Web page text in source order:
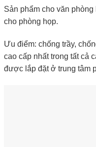
Sản phẩm cho văn
cho phòng họp.
Ưu điểm: chống trầy,
cao cấp nhất trong tất cả
được lắp đặt ở trung tâm